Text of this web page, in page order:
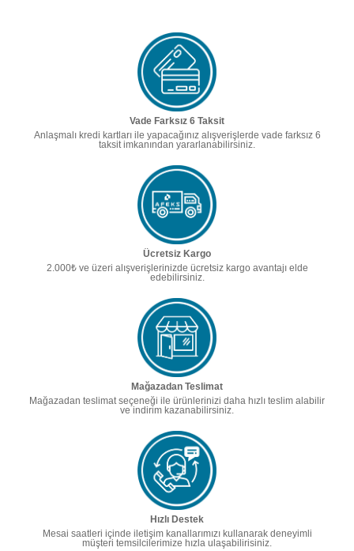
Vade Farksız 6 Taksit
Anlaşmalı kredi kartları ile yapacağınız alışverişlerde vade farksız 6
taksit imkanından yararlanabilirsiniz.
Ücretsiz Kargo
2.000₺ ve üzeri alışverişlerinizde ücretsiz kargo avantajı elde
edebilirsiniz.
Mağazadan Teslimat
Mağazadan teslimat seçeneği ile ürünlerinizi daha hızlı teslim alabilir
ve indirim kazanabilirsiniz.
Hızlı Destek
Mesai saatleri içinde iletişim kanallarımızı kullanarak deneyimli
müşteri temsilcilerimize hızla ulaşabilirisiniz.